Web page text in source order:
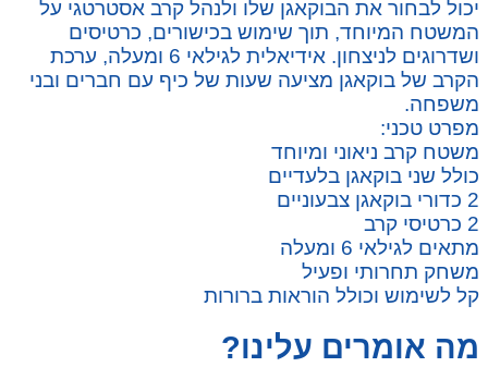
יכול לבחור את הבוקאגן שלו ולנהל קרב אסטרטגי על
המשטח המיוחד, תוך שימוש בכישורים, כרטיסים
ושדרוגים לניצחון. אידיאלית לגילאי 6 ומעלה, ערכת
הקרב של בוקאגן מציעה שעות של כיף עם חברים ובני
משפחה.
מפרט טכני:
משטח קרב ניאוני ומיוחד
כולל שני בוקאגן בלעדיים
2 כדורי בוקאגן צבעוניים
2 כרטיסי קרב
מתאים לגילאי 6 ומעלה
משחק תחרותי ופעיל
קל לשימוש וכולל הוראות ברורות
מה אומרים עלינו?